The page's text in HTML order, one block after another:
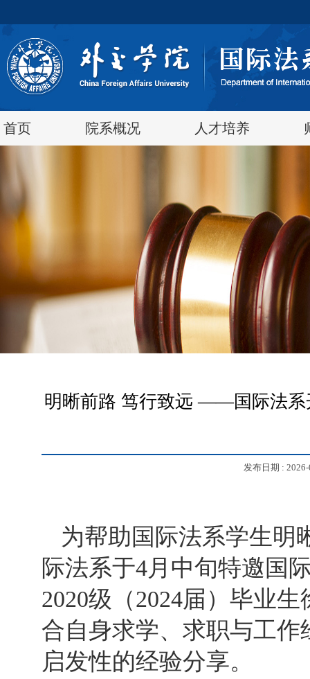
首页 院系概况 人才培养
明晰前路 笃行致远 ——国际法系
发布日期 :
为帮助国际法系学生明
际法系于4月中旬特邀国
2020级（2024届）毕业
合自身求学、求职与工
启发性的经验分享。